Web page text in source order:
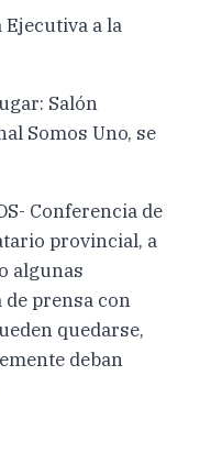
Ejecutiva a la
Salón
Somos Uno, se
Conferencia de
provincial, a
algunas
prensa con
quedarse,
deban